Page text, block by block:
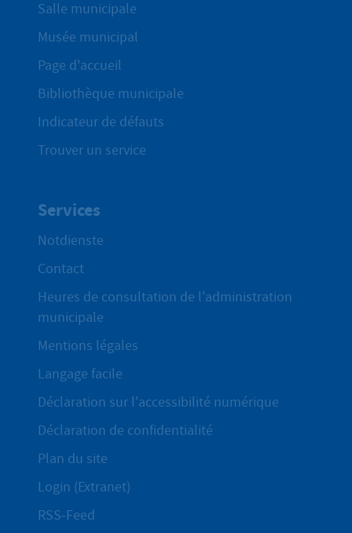
Salle municipale
Musée municipal
Page d'accueil
Bibliothèque municipale
Indicateur de défauts
Trouver un service
Services
Notdienste
Contact
Heures de consultation de l'administration
municipale
Mentions légales
Langage facile
Déclaration sur l'accessibilité numérique
Déclaration de confidentialité
Plan du site
Login (Extranet)
RSS-Feed